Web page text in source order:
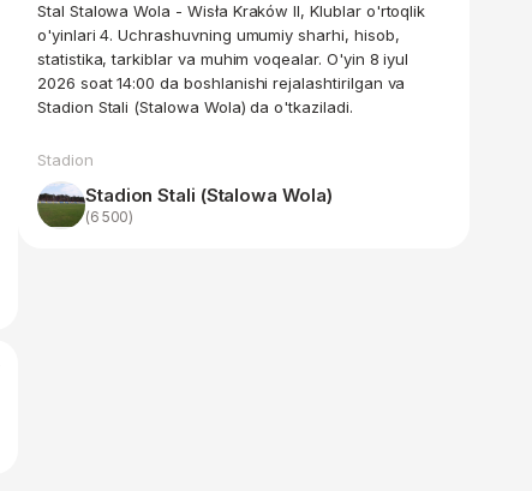
Stal Stalowa Wola - Wisła Kraków II, Klublar o'rtoqlik
o'yinlari 4. Uchrashuvning umumiy sharhi, hisob,
statistika, tarkiblar va muhim voqealar. O'yin 8 iyul
2026 soat 14:00 da boshlanishi rejalashtirilgan va
Stadion Stali (Stalowa Wola) da o'tkaziladi.
Stadion
Stadion Stali (Stalowa Wola)
(6 500)